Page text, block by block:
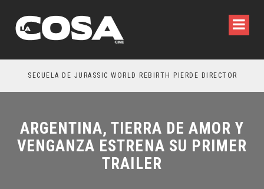
SECUELA DE JURASSIC WORLD REBIRTH PIERDE DIRECTOR
ARGENTINA, TIERRA DE AMOR Y
VENGANZA ESTRENA SU PRIMER
TRAILER